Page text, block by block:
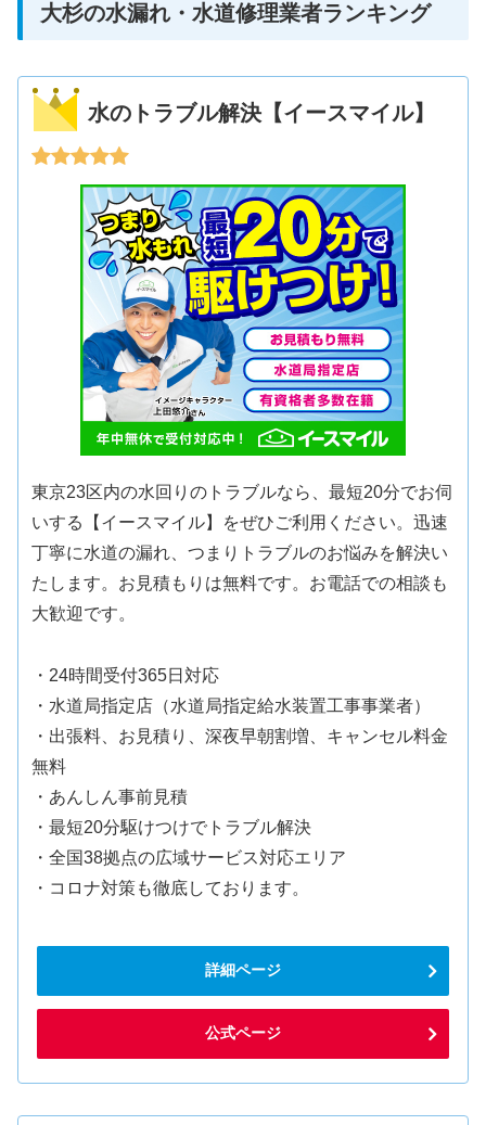
大杉の水漏れ・水道修理業者ランキング
水のトラブル解決【イースマイル】
東京23区内の水回りのトラブルなら、最短20分でお伺
いする【イースマイル】をぜひご利用ください。迅速
丁寧に水道の漏れ、つまりトラブルのお悩みを解決い
たします。お見積もりは無料です。お電話での相談も
大歓迎です。
・24時間受付365日対応
・水道局指定店（水道局指定給水装置工事事業者）
・出張料、お見積り、深夜早朝割増、キャンセル料金
無料
・あんしん事前見積
・最短20分駆けつけでトラブル解決
・全国38拠点の広域サービス対応エリア
・コロナ対策も徹底しております。
詳細ページ
公式ページ